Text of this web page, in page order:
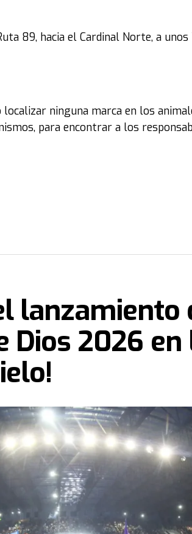
89, hacia el Cardinal Norte, a
ninguna marca en los
para encontrar a los
lanzamiento
Dios 2026 en